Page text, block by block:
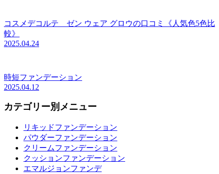
コスメデコルテ ゼン ウェア グロウの口コミ《人気色5色比
較》
2025.04.24
時短ファンデーション
2025.04.12
カテゴリー別メニュー
リキッドファンデーション
パウダーファンデーション
クリームファンデーション
クッションファンデーション
エマルジョンファンデ